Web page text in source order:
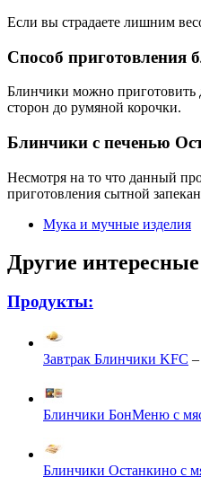
Если вы страдаете лишним
Способ приготовления
Блинчики можно приготовить
сторон до румяной корочки.
Блинчики с печенью
Несмотря на то что данный
приготовления сытной
Мука и мучные изделия
Другие
Продукты:
Завтрак Блинчики KFC
Блинчики БонМеню с
Блинчики Останкино с